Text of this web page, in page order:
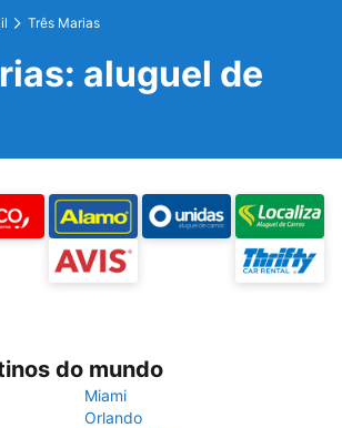
Três Marias
aluguel de
do mundo
Miami
Orlando